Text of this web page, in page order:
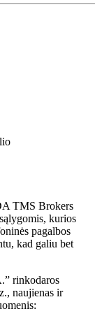
TMS Brokers
kurios
pagalbos
kad galiu bet
rinkodaros
naujienas ir